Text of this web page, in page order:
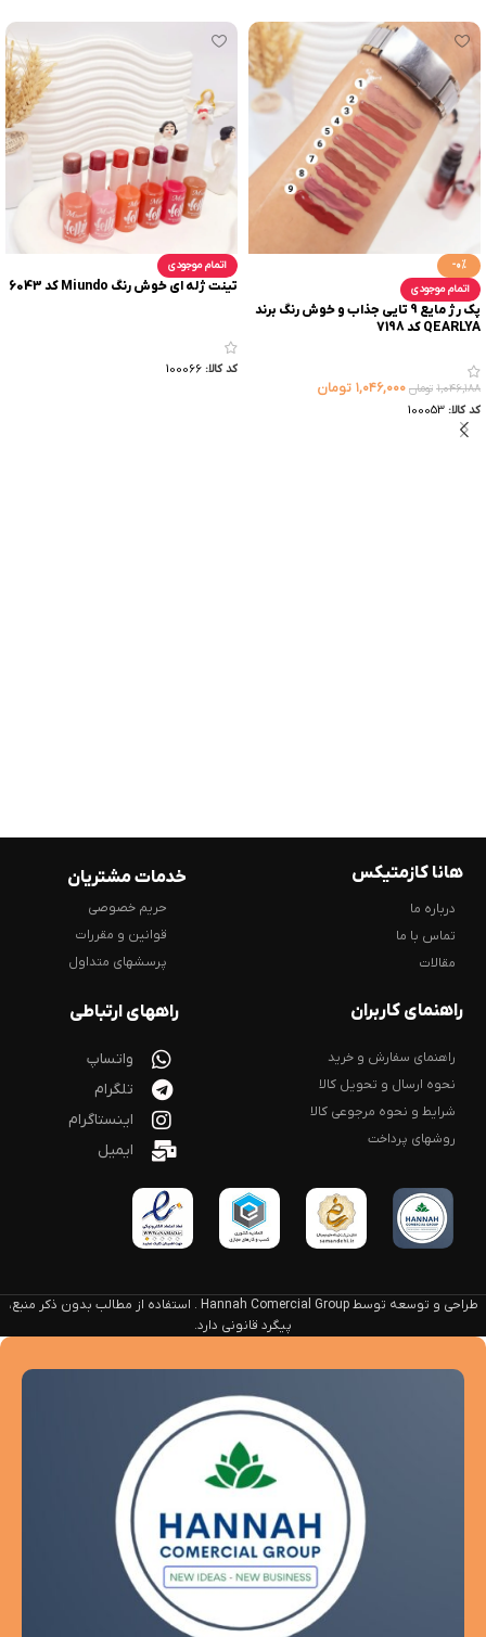
-0%
اتمام موجودی
پک رژ مایع 9 تایی جذاب و خوش رنگ برند
QEARLYA کد 7198
۱,۰۴۶,۱۸۸ تومان ۱,۰۴۶,۰۰۰ تومان
کد کالا: 100053
اتمام موجودی
تینت ژله ای خوش رنگ Miundo کد 6043
کد کالا: 100066
هانا کازمتیکس
درباره ما
تماس با ما
مقالات
خدمات مشتریان
حریم خصوصی
قوانین و مقررات
پرسشهای متداول
راهنمای کاربران
راهنمای سفارش و خرید
نحوه ارسال و تحویل کالا
شرایط و نحوه مرجوعی کالا
روشهای پرداخت
راههای ارتباطی
واتساپ
تلگرام
اینستاگرام
ایمیل
طراحی و توسعه توسط Hannah Comercial Group . استفاده از مطالب بدون ذکر منبع،
پیگرد قانونی دارد.